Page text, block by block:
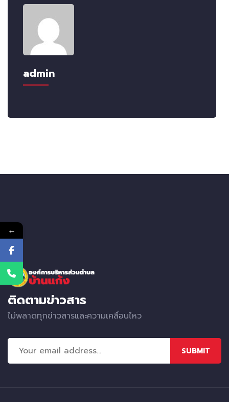
admin
ติดตามข่าวสาร
ไม่พลาดทุกข่าวสารและความเคลื่อนไหว
SUBMIT
←